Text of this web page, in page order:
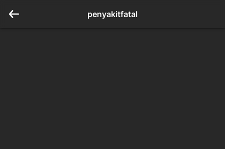
penyakitfatal